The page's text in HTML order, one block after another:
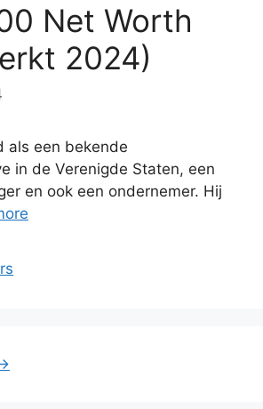
Net Worth
2024)
als een bekende
in de Verenigde Staten, een
en ook een ondernemer. Hij